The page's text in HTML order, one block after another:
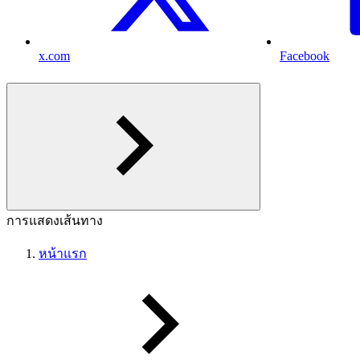
x.com Facebook
การแสดงเส้นทาง
หน้าแรก